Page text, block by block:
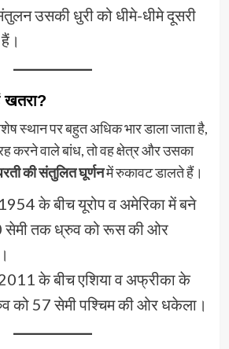
उसकी धुरी को धीमे-धीमे दूसरी
स्थान पर बहुत अधिक भार डाला जाता है,
करने वाले बांध, तो वह क्षेत्र और उसका
की संतुलित घूर्णनमें रुकावट डालते हैं।
के बीच यूरोप व अमेरिका में बने
सेमी तक ध्रुव को रूस की ओर
के बीच एशिया व अफ्रीका के
को 57 सेमी पश्चिम की ओर धकेला।